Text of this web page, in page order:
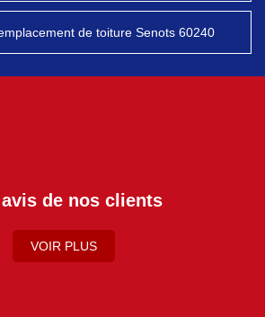
de toiture Senots 60240
de nos clients
VOIR PLUS